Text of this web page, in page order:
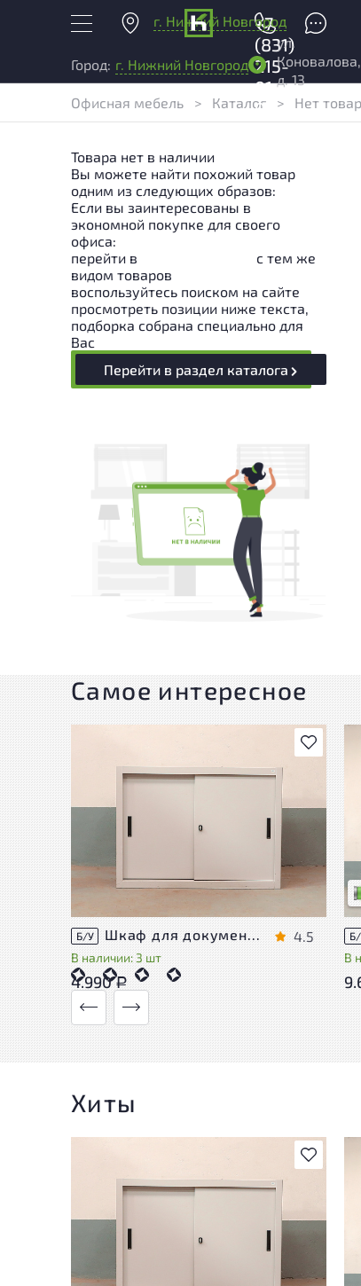
г. Нижний Новгород
+7
(831)
215-
01-
04
Город: г. Нижний Новгород
ул.
Коновалова,
д. 13
Офисная мебель > Каталог > Нет
Товара нет в наличии
Вы можете найти похожий товар
одним из следующих образов:
Если вы заинтересованы в
экономной покупке для своего
офиса:
перейти в
с тем же
видом товаров
воспользуйтесь поиском на сайте
просмотреть позиции ниже текста,
подборка собрана специально для
Вас
Перейти в раздел каталога
Самое интересное
В избранное
Б/У
В наличии: 3 шт
4.5
4.990Р
В
Хиты
В избранное